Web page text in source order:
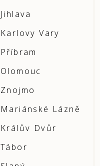
Jihlava
Karlovy Vary
Příbram
Olomouc
Znojmo
Mariánské Lázně
Králův Dvůr
Tábor